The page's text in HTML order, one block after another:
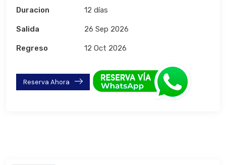
Duracion 12 días
Salida 26 Sep 2026
Regreso 12 Oct 2026
Reserva Ahora